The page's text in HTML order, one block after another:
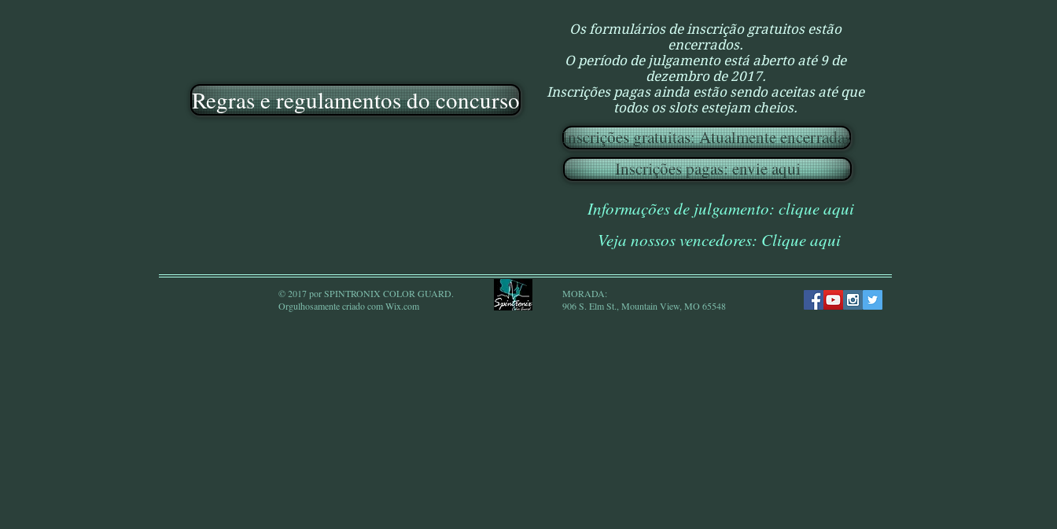
Regras e regulamentos do concurso
Os formulários de inscrição gratuitos estão
encerrados.
O período de julgamento está aberto até 9 de
dezembro de 2017.
Inscrições pagas ainda estão sendo aceitas até que
todos os slots estejam cheios.
Inscrições gratuitas: Atualmente encerradas
Inscrições pagas: envie aqui
Informações de julgamento: clique aqui
Veja nossos vencedores: Clique aqui
© 2017 por SPINTRONIX COLOR GUARD.
Orgulhosamente criado comWix.com
MORADA:
906 S. Elm St., Mountain View, MO 65548